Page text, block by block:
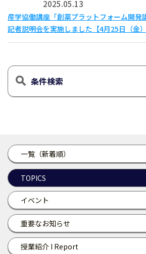
一覧（新着順）
TOPICS
イベント
重要なお知らせ
授業紹介 I Report
2025.05.13
産学協働講座「創薬プラットフォーム開発
記者説明会を実施しました【4月25日（金）
条件検索